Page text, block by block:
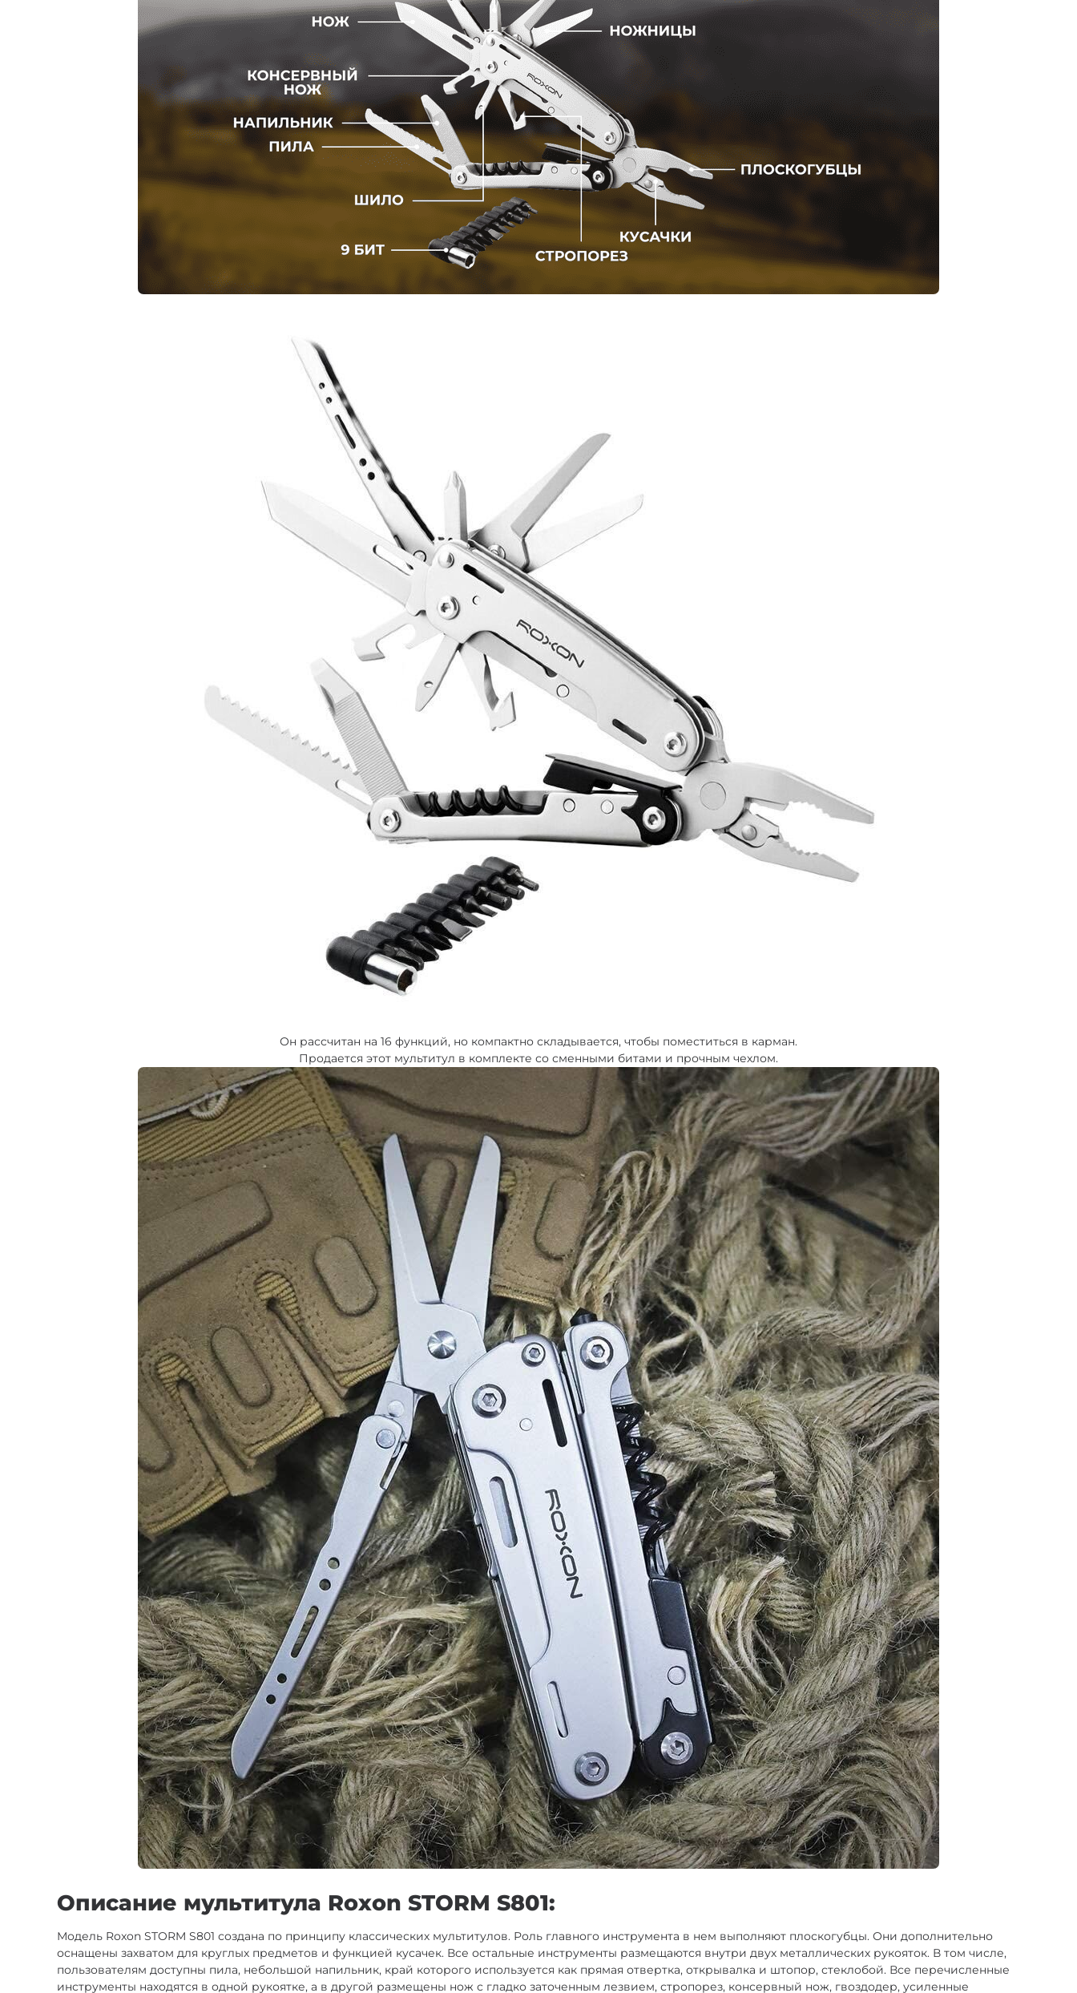
Он рассчитан на 16 функций, но компактно складывается, чтобы поместиться в карман.
Продается этот мультитул в комплекте со сменными битами и прочным чехлом.
Описание мультитула Roxon STORM S801:
Модель Roxon STORM S801 создана по принципу классических мультитулов. Роль главного инструмента в нем выполняют плоскогубцы. Они дополнительно
оснащены захватом для круглых предметов и функцией кусачек. Все остальные инструменты размещаются внутри двух металлических рукояток. В том числе,
пользователям доступны пила, небольшой напильник, край которого используется как прямая отвертка, открывалка и штопор, стеклобой. Все перечисленные
инструменты находятся в одной рукоятке, а в другой размещены нож с гладко заточенным лезвием, стропорез, консервный нож, гвоздодер, усиленные